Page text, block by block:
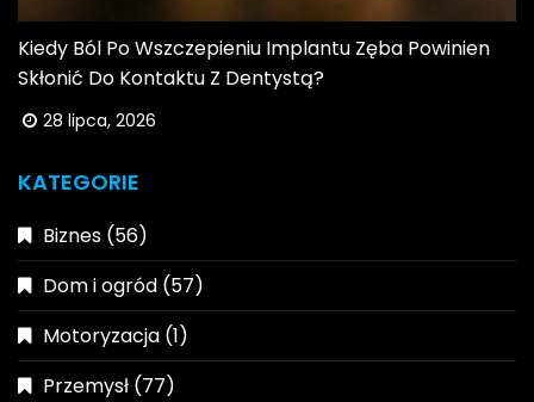
Kiedy Ból Po Wszczepieniu Implantu Zęba Powinien
Skłonić Do Kontaktu Z Dentystą?
28 lipca, 2026
KATEGORIE
Biznes (56)
Dom i ogród (57)
Motoryzacja (1)
Przemysł (77)